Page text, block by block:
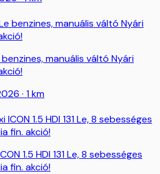
manuális váltó Nyári
· 1 km
1.5 HDI 131 Le, 8 sebességes
fin. akció!